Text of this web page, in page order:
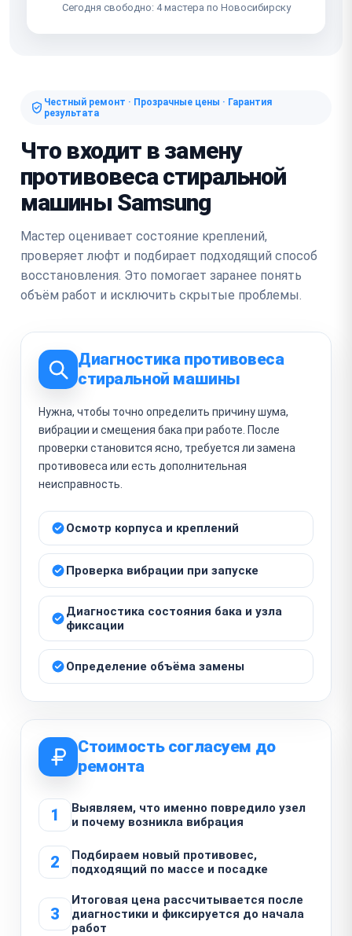
Сегодня свободно: 4 мастера по Новосибирску
Честный ремонт · Прозрачные цены · Гарантия
результата
Что входит в замену
противовеса стиральной
машины Samsung
Мастер оценивает состояние креплений,
проверяет люфт и подбирает подходящий способ
восстановления. Это помогает заранее понять
объём работ и исключить скрытые проблемы.
Диагностика противовеса
стиральной машины
Нужна, чтобы точно определить причину шума,
вибрации и смещения бака при работе. После
проверки становится ясно, требуется ли замена
противовеса или есть дополнительная
неисправность.
Осмотр корпуса и креплений
Проверка вибрации при запуске
Диагностика состояния бака и узла
фиксации
Определение объёма замены
Стоимость согласуем до
ремонта
1
Выявляем, что именно повредило узел
и почему возникла вибрация
2
Подбираем новый противовес,
подходящий по массе и посадке
3
Итоговая цена рассчитывается после
диагностики и фиксируется до начала
работ